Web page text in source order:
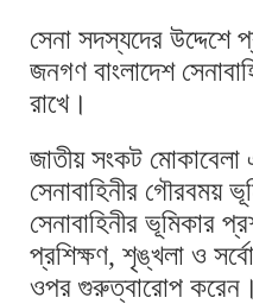
সেনা সদস্যদের উদ্দেশে
জনগণ বাংলাদেশ
রাখে।
জাতীয় সংকট
সেনাবাহিনীর গৌরবময়
সেনাবাহিনীর ভূমিকার
প্রশিক্ষণ, শৃঙ্খলা ও
ওপর গুরুত্বারোপ করেন।